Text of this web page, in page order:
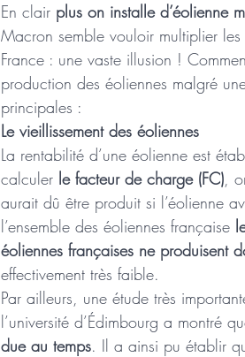
En clair plus on installe d’éolienne
Macron semble vouloir multiplier
France : une vaste illusion !
production des éoliennes malgré
principales :
Le vieillissement des éoliennes
La rentabilité d’une éolienne est
calculer le facteur de charge (FC),
aurait dû être produit si l’éolienne
l’ensemble des éoliennes française
éoliennes françaises ne produisent
effectivement très faible.
Par ailleurs, une étude très
l’université d’Édimbourg a montré
due au temps. Il a ainsi pu établir